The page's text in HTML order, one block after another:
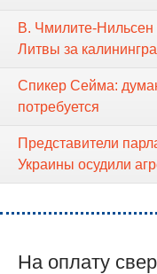
В. Чмилите-Нильсен
Литвы за
Спикер Cейма:
потребуется
Представители
Украины осудили
На оплату